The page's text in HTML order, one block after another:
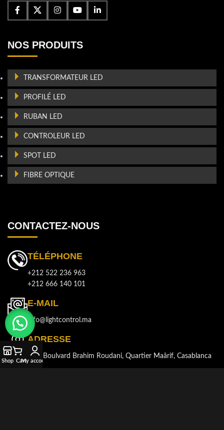
NOS PRODUITS
TRANSFORMATEUR LED
PROFILÉ LED
RUBAN LED
CONTROLEUR LED
SPOT LED
FIBRE OPTIQUE
CONTACTEZ-NOUS
TÉLÉPHONE
+212 522 236 963
+212 666 140 101
E-MAIL
info@lightcontrol.ma
ADRESSE
143, Boulvard Brahim Roudani, Quartier Maârif, Casablanca
Shop CartMy account